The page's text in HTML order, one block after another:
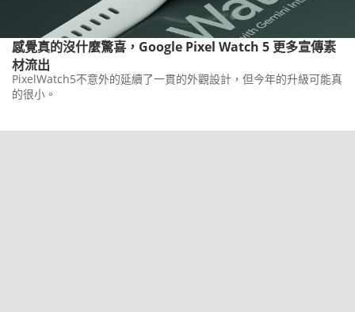
感覺真的沒什麼驚喜，Google Pixel Watch 5 更多宣傳素
材流出
PixelWatch5不意外的延續了一貫的外觀設計，但今年的升級可能真
的很小。